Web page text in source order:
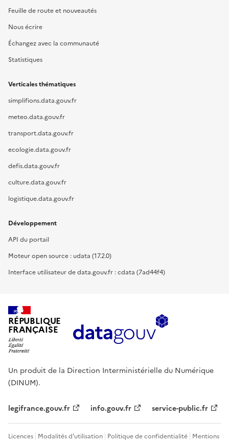
Feuille de route et nouveautés
Nous écrire
Échangez avec la communauté
Statistiques
Verticales thématiques
simplifions.data.gouv.fr
meteo.data.gouv.fr
transport.data.gouv.fr
ecologie.data.gouv.fr
defis.data.gouv.fr
culture.data.gouv.fr
logistique.data.gouv.fr
Développement
API du portail
Moteur open source : udata (17.2.0)
Interface utilisateur de data.gouv.fr : cdata (7ad44f4)
RÉPUBLIQUE
FRANÇAISE
Un produit de la Direction Interministérielle du Numérique
(DINUM).
legifrance.gouv.fr info.gouv.fr service-public.fr
Licences Modalités d'utilisation Politique de confidentialité Mentions